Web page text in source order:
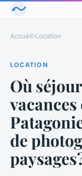
Accueil›Location
LOCATION
Où
de